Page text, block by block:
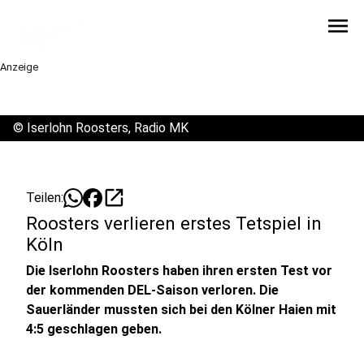
menu
Anzeige
© Iserlohn Roosters, Radio MK
Teilen: open_in_new
Roosters verlieren erstes Tetspiel in
Köln
Die Iserlohn Roosters haben ihren ersten Test vor
der kommenden DEL-Saison verloren. Die
Sauerländer mussten sich bei den Kölner Haien mit
4:5 geschlagen geben.